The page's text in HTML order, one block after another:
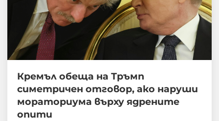
Кремъл обеща на Тръмп
симетричен отговор, ако наруши
мораториума върху ядрените
опити